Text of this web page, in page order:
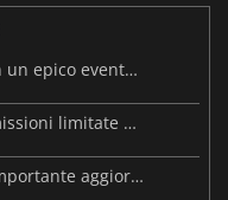
Dota 2 incontra Monster Hunter in un epico evento crossover
Monster Hunter Wilds aggiunge missioni limitate nel tempo
Monster Hunter Wilds riceve un importante aggiornamento